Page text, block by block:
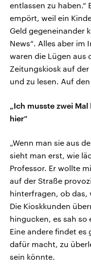
entlassen zu haben.“
empört, weil ein
Geld gegeneinander
News“. Alles aber im
waren die Lügen aus
Zeitungskiosk auf der
und zu lesen. Auf
„Ich musste zwei
hier“
„Wenn man sie aus
sieht man erst, wie
Professor. Er wollte
auf der Straße
hinterfragen, ob das,
Die Kioskkunden
hingucken, es sah so
Eine andere findet es
dafür macht, zu
sein könnte.